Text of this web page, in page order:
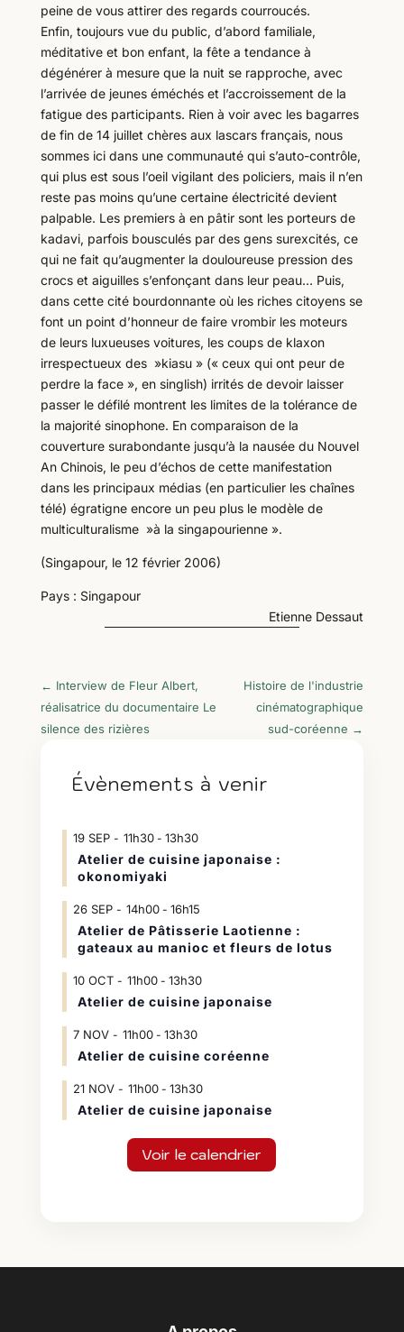
peine de vous attirer des regards courroucés.
Enfin, toujours vue du public, d’abord familiale,
méditative et bon enfant, la fête a tendance à
dégénérer à mesure que la nuit se rapproche, avec
l’arrivée de jeunes éméchés et l’accroissement de la
fatigue des participants. Rien à voir avec les bagarres
de fin de 14 juillet chères aux lascars français, nous
sommes ici dans une communauté qui s’auto-contrôle,
qui plus est sous l’oeil vigilant des policiers, mais il n’en
reste pas moins qu’une certaine électricité devient
palpable. Les premiers à en pâtir sont les porteurs de
kadavi, parfois bousculés par des gens surexcités, ce
qui ne fait qu’augmenter la douloureuse pression des
crocs et aiguilles s’enfonçant dans leur peau… Puis,
dans cette cité bourdonnante où les riches citoyens se
font un point d’honneur de faire vrombir les moteurs
de leurs luxueuses voitures, les coups de klaxon
irrespectueux des »kiasu » (« ceux qui ont peur de
perdre la face », en singlish) irrités de devoir laisser
passer le défilé montrent les limites de la tolérance de
la majorité sinophone. En comparaison de la
couverture surabondante jusqu’à la nausée du Nouvel
An Chinois, le peu d’échos de cette manifestation
dans les principaux médias (en particulier les chaînes
télé) égratigne encore un peu plus le modèle de
multiculturalisme »à la singapourienne ».
(Singapour, le 12 février 2006)
Pays : Singapour
Etienne Dessaut
← Interview de Fleur Albert,
réalisatrice du documentaire Le
silence des rizières
Histoire de l'industrie
cinématographique
sud-coréenne →
Évènements à venir
19 SEP 11h30- 13h30
Atelier de cuisine japonaise :
okonomiyaki
26 SEP 14h00- 16h15
Atelier de Pâtisserie Laotienne :
gateaux au manioc et fleurs de lotus
10 OCT 11h00- 13h30
Atelier de cuisine japonaise
7 NOV 11h00- 13h30
Atelier de cuisine coréenne
21 NOV 11h00- 13h30
Atelier de cuisine japonaise
Voir le calendrier